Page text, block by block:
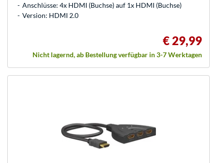
Anschlüsse: 4x HDMI (Buchse) auf 1x HDMI (Buchse)
Version: HDMI 2.0
€ 29,99
Nicht lagernd, ab Bestellung verfügbar in 3-7 Werktagen